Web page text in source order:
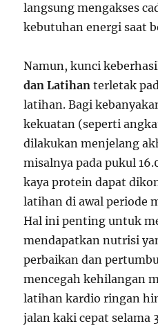
langsung mengakses
kebutuhan energi saat
Namun, kunci
dan Latihan terletak
latihan. Bagi
kekuatan (seperti
dilakukan menjelang
misalnya pada pukul
kaya protein dapat
latihan di awal periode
Hal ini penting untuk
mendapatkan nutrisi
perbaikan dan
mencegah kehilangan
latihan kardio ringan
jalan kaki cepat selama